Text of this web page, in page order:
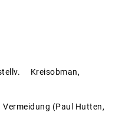
stellv. Kreisobman,
(Paul Hutten,